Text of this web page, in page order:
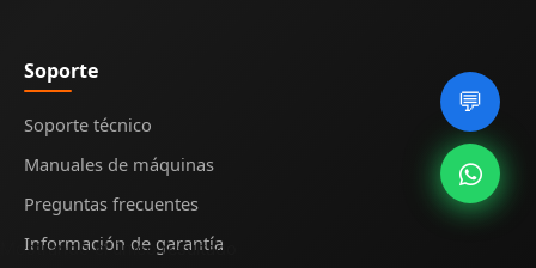
💬
Mostrando el único resultado
Soporte
Soporte técnico
Manuales de máquinas
Preguntas frecuentes
Información de garantía